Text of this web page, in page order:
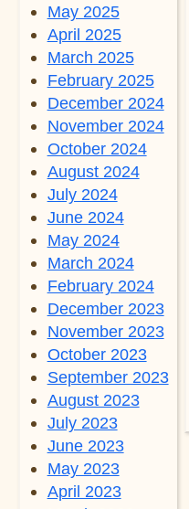
May 2025
April 2025
March 2025
February 2025
December 2024
November 2024
October 2024
August 2024
July 2024
June 2024
May 2024
March 2024
February 2024
December 2023
November 2023
October 2023
September 2023
August 2023
July 2023
June 2023
May 2023
April 2023